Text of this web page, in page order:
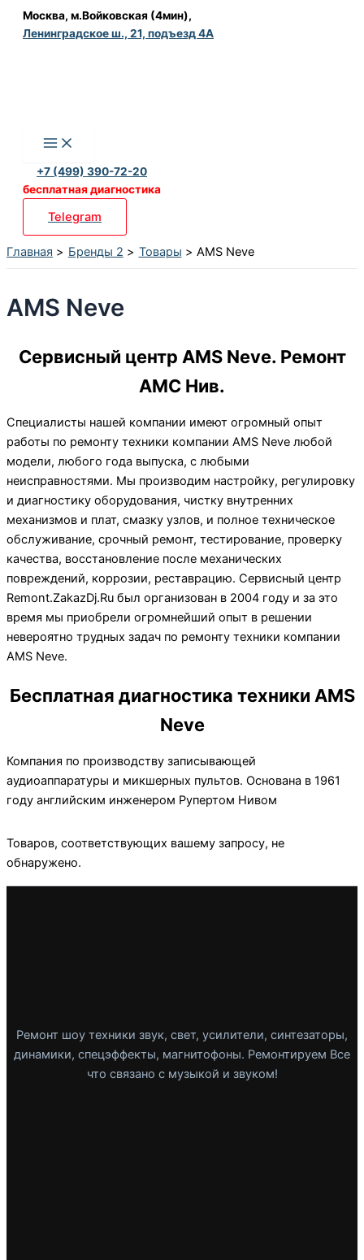
Перейти
Москва, м.Войковская (4мин),
Ленинградское ш., 21, подъезд 4А
+7 (499) 390-72-20
бесплатная диагностика
Telegram
Главная Бренды 2 Товары AMS Neve
AMS Neve
Сервисный центр AMS Neve. Ремонт
АМС Нив.
Специалисты нашей компании имеют огромный опыт
работы по ремонту техники компании AMS Neve любой
модели, любого года выпуска, с любыми
неисправностями. Мы производим настройку, регулировку
и диагностику оборудования, чистку внутренних
механизмов и плат, смазку узлов, и полное техническое
обслуживание, срочный ремонт, тестирование, проверку
качества, восстановление после механических
повреждений, коррозии, реставрацию. Сервисный центр
Remont.ZakazDj.Ru был организован в 2004 году и за это
время мы приобрели огромнейший опыт в решении
невероятно трудных задач по ремонту техники компании
AMS Neve.
Бесплатная диагностика техники AMS
Neve
Компания по производству записывающей
аудиоаппаратуры и микшерных пультов. Основана в 1961
году английским инженером Рупертом Нивом
Товаров, соответствующих вашему запросу, не
обнаружено.
Ремонт шоу техники звук, свет, усилители, синтезаторы,
динамики, спецэффекты, магнитофоны. Ремонтируем Все
что связано с музыкой и звуком!